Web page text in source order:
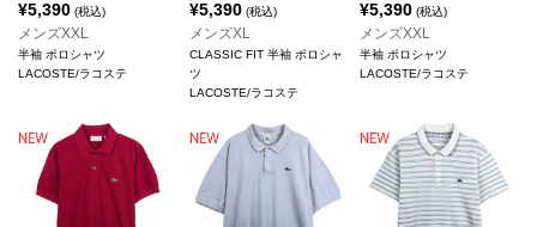
¥5,390 (税込)
メンズXXL
半袖 ポロシャツ
LACOSTE/ラコステ
¥5,390(税込)
メンズXL
CLASSIC FIT 半袖 ポロシャ
ツ
LACOSTE/ラコステ
¥5,390 (税込)
メンズXXL
半袖 ポロシャツ
LACOSTE/ラコステ